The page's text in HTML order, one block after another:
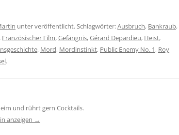
unter veröffentlicht. Schlagwörter:Ausbruch, Bankraub,
, Französischer Film,Gefängnis,Gérard Depardieu, Heist,
, Mord, Mordinstinkt, Public Enemy No. 1, Roy
.
und rührt gern Cocktails.
anzeigen →